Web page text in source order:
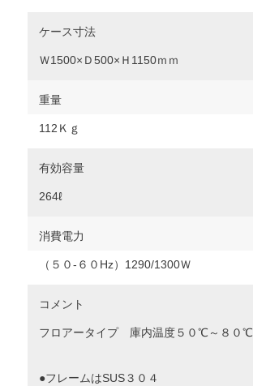
ケース寸法
Ｗ1500×Ｄ500×Ｈ1150ｍｍ
重量
112Ｋｇ
有効容量
264ℓ
消費電力
（５０‐６０Hz）1290/1300Ｗ
コメント
フロアータイプ 庫内温度５０℃～８０℃
●フレームはSUS３０４